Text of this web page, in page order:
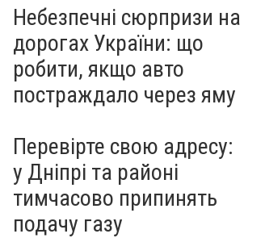
Небезпечні сюрпризи на
дорогах України: що
робити, якщо авто
постраждало через яму
Перевірте свою адресу:
у Дніпрі та районі
тимчасово припинять
подачу газу